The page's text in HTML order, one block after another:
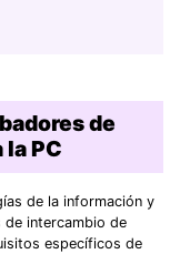
de
PC
de la información y
de intercambio de
específicos de